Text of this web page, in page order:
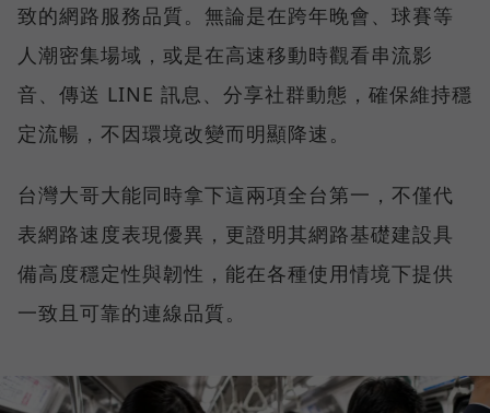
致的網路服務品質。無論是在跨年晚會、球賽等
人潮密集場域，或是在高速移動時觀看串流影
音、傳送 LINE 訊息、分享社群動態，確保維持穩
定流暢，不因環境改變而明顯降速。
台灣大哥大能同時拿下這兩項全台第一，不僅代
表網路速度表現優異，更證明其網路基礎建設具
備高度穩定性與韌性，能在各種使用情境下提供
一致且可靠的連線品質。